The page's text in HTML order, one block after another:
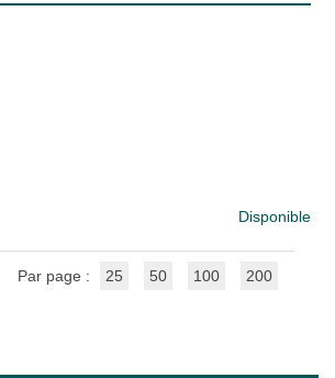
Disponible
Par page : 25 50 100 200